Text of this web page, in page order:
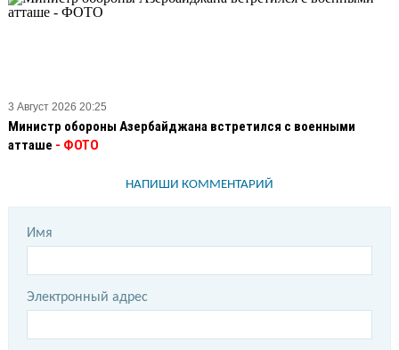
3 Август 2026 20:25
Министр обороны Азербайджана встретился с военными
атташе - ФОТО
НАПИШИ КОММЕНТАРИЙ
Имя
Электронный адрес